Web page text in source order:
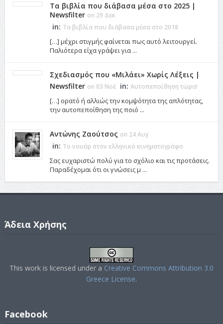
Τα βιβλία που διάβασα μέσα στο 2025 |
Newsfilter on 29 Δεκ
in: Τα βιβλία που διάβασα μέσα στο 2018
[…] μέχρι στιγμής φαίνεται πως αυτό λειτουργεί.
Παλιότερα είχα γράψει για ...
Σχεδιασμός που «Μιλάει» Χωρίς Λέξεις |
Newsfilter on 03 Νοέ in: Αυτοπεποίθηση τώρα!
[…] ορατό ή αλλιώς την κομψότητα της απλότητας,
την αυτοπεποίθηση της ποιό ...
Αντώνης Ζαούτσος on 24 Αυγ
in: Το νουάρ στον ελληνικό κινηματογράφο
Σας ευχαριστώ πολύ για το σχόλιο και τις προτάσεις.
Παραδέχομαι ότι οι γνώσεις μ ...
Άδεια Χρήσης
This work is licensed under a Creative Commons Attribution 3.0
Greece License.
Facebook